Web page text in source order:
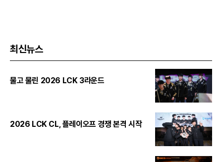
최신뉴스
물고 물린 2026 LCK 3라운드
2026 LCK CL, 플레이오프 경쟁 본격 시작